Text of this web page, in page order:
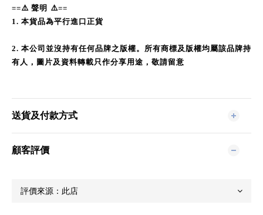
==⚠️ 聲明 ⚠️==
1. 本貨品為平行進口正貨
2. 本公司並沒持有任何品牌之版權。所有商標及版權均屬該品牌持
有人，圖片及資料轉載只作分享用途，敬請留意
送貨及付款方式
顧客評價